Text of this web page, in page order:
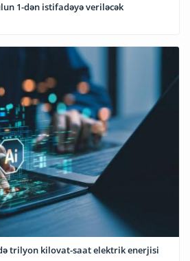
1-dən istifadəyə veriləcək
trilyon kilovat-saat elektrik enerjisi